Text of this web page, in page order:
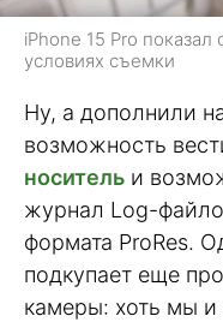
iPhone 15 Pro
условиях съемки
Ну, а дополнили
возможность
носитель и
журнал Log-
формата ProRes.
подкупает еще
камеры: хоть мы и